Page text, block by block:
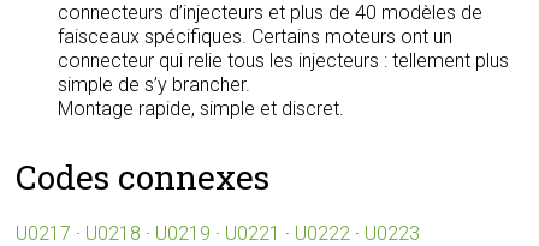
connecteurs d’injecteurs et plus de 40 modèles de
faisceaux spécifiques. Certains moteurs ont un
connecteur qui relie tous les injecteurs : tellement plus
simple de s’y brancher.
Montage rapide, simple et discret.
Codes connexes
U0217 · U0218 · U0219 · U0221 · U0222 · U0223